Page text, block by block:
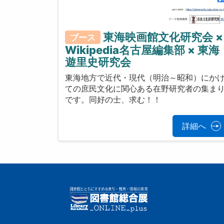
ブース
東海映画館文化研究会 ×
Wikipedia名古屋編集部 × 東海
遊里史研究会
東海地方で近代・現代（明治～昭和）にか
ての庶民文化に関心ある在野研究者の集ま
です。同好の士、求む！！
詳細へ